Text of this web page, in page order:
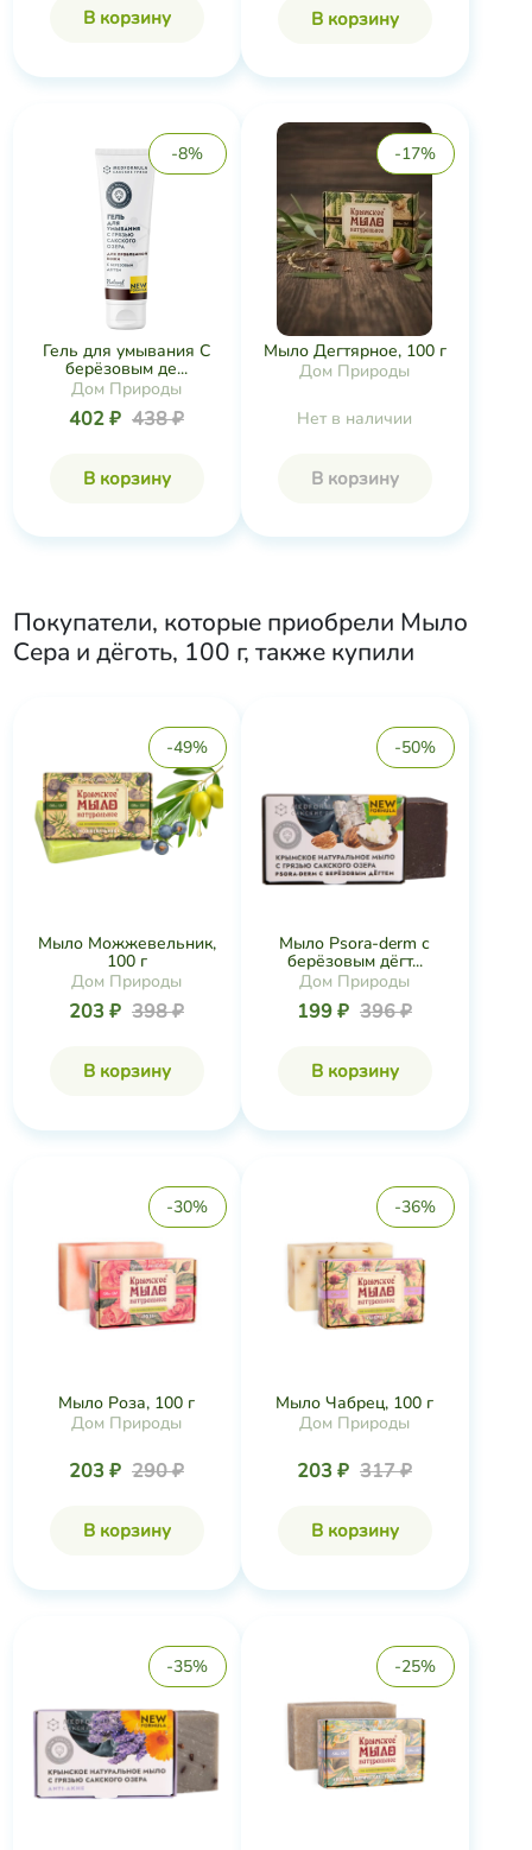
В корзину В корзину
-8%
Гель для умывания С
берёзовым де...
Дом Природы
402 ₽ 438 ₽
В корзину
-17%
Мыло Дегтярное, 100 г
Дом Природы
Нет в наличии
В корзину
Покупатели, которые приобрели Мыло
Сера и дёготь, 100 г, также купили
-49%
Мыло Можжевельник,
100 г
Дом Природы
203 ₽ 398 ₽
В корзину
-50%
Мыло Psora-derm с
берёзовым дёгт...
Дом Природы
199 ₽ 396 ₽
В корзину
-30%
Мыло Роза, 100 г
Дом Природы
203 ₽ 290 ₽
В корзину
-36%
Мыло Чабрец, 100 г
Дом Природы
203 ₽ 317 ₽
В корзину
-35% -25%